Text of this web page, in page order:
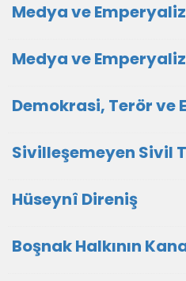
Medya ve
Medya ve
Demokrasi, Terör ve
Sivilleşemeyen Sivil
Hüseynî Direniş
Boşnak Halkının